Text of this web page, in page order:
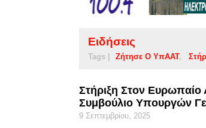
Ειδήσεις
Tags | Ζήτησε Ο ΥπΑΑΤ
Στήριξη Στον
Συμβούλιο Υπουργών
9 Σεπτεμβρίου, 2025